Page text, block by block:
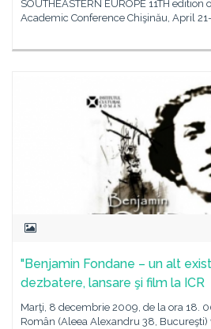
SOUTHEASTERN EUROPE 11TH
Academic Conference Chişinău, April
"Benjamin Fondane – un alt
dezbatere, lansare şi film la ICR
Marţi, 8 decembrie 2009, de la ora 18.
Român (Aleea Alexandru 38, Bucureşti)